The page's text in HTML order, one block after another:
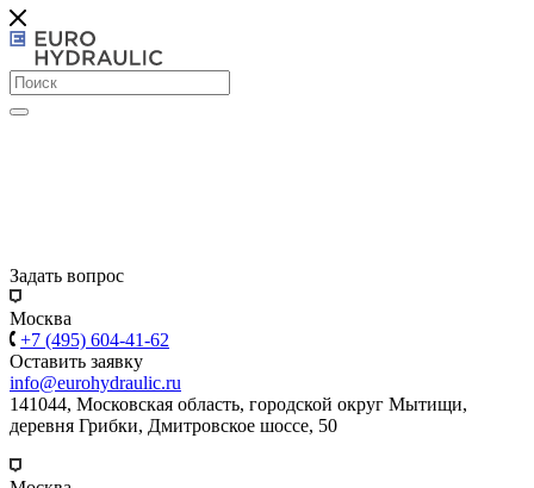
Задать вопрос
Москва
+7 (495) 604-41-62
Оставить заявку
info@eurohydraulic.ru
141044, Московская область, городской округ Мытищи,
деревня Грибки, Дмитровское шоссе, 50